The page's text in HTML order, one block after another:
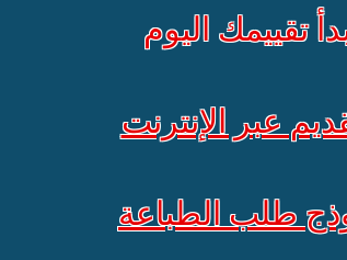
تقييمك اليوم
عبر الإنترنت
طلب الطباعة